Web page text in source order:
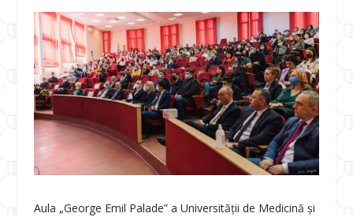
Aula „George Emil Palade” a Universității de Medicină și